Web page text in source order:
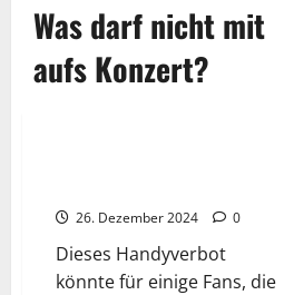
Was darf nicht mit
aufs Konzert?
26. Dezember 2024 0
Dieses Handyverbot
könnte für einige Fans, die